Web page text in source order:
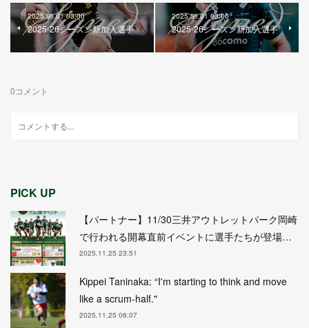
2025.08.01 03:00
2025-26シーズン新加入選手
2025.08.01 03:00
2025-26シーズン新加入選手
0コメント
PICK UP
【パートナー】11/30三井アウトレットパーク岡崎
で行われる開幕直前イベントに選手たちが登場…
2025.11.25 23:51
Kippei Taninaka: “I'm starting to think and move
like a scrum-half."
2025.11.25 06:07